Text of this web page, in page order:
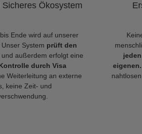
Ökosystem
Ende wird auf unserer
System prüft den
und außerdem erfolgt eine
durch Visa
Weiterleitung an externe
keine Zeit- und
eigenen.